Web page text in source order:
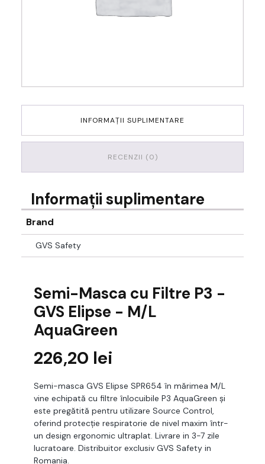
INFORMAȚII SUPLIMENTARE
RECENZII (0)
Informații suplimentare
Brand
GVS Safety
Semi-Masca cu Filtre P3 -
GVS Elipse - M/L
AquaGreen
226,20 lei
Semi-masca GVS Elipse SPR654 în mărimea M/L
vine echipată cu filtre înlocuibile P3 AquaGreen și
este pregătită pentru utilizare Source Control,
oferind protecție respiratorie de nivel maxim într-
un design ergonomic ultraplat. Livrare in 3-7 zile
lucratoare. Distribuitor exclusiv GVS Safety in
Romania.